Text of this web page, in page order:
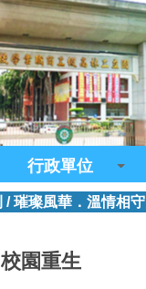
行政單位
/璀璨風華．溫情相守
校園重生